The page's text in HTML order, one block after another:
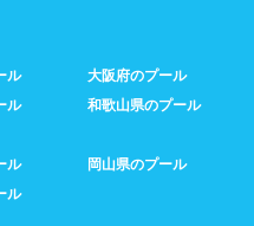
ル
大阪府のプール
ル
和歌山県のプール
ル
岡山県のプール
ル